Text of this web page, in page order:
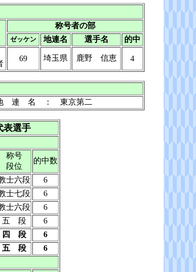
称号者の部
ゼッケン 地連名 選手名
的中
69 埼玉県 鹿野 信恵 4
連 名 ： 東京第二
表選手
称号
段位
的中数
士六段
6
士七段
6
士六段
6
五 段
6
四 段
6
五 段
6